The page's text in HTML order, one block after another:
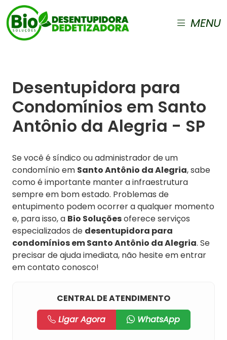
MENU
Desentupidora para
Condomínios em Santo
Antônio da Alegria - SP
Se você é síndico ou administrador de um
condomínio em Santo Antônio da Alegria, sabe
como é importante manter a infraestrutura
sempre em bom estado. Problemas de
entupimento podem ocorrer a qualquer momento
e, para isso, a Bio Soluçõesoferece serviços
especializados de desentupidora para
condomínios em Santo Antônio da Alegria. Se
precisar de ajuda imediata, não hesite em entrar
em contato conosco!
CENTRAL DE ATENDIMENTO
Ligar Agora
WhatsApp